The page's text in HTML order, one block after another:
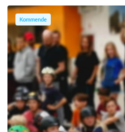
Kommende